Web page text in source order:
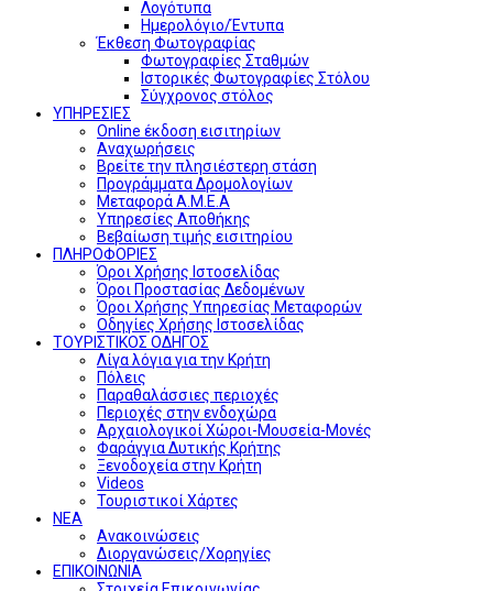
Λογότυπα
Ημερολόγιο/Έντυπα
Έκθεση Φωτογραφίας
Φωτογραφίες Σταθμών
Ιστορικές Φωτογραφίες Στόλου
Σύγχρονος στόλος
ΥΠΗΡΕΣΙΕΣ
Online έκδοση εισιτηρίων
Αναχωρήσεις
Βρείτε την πλησιέστερη στάση
Προγράμματα Δρομολογίων
Μεταφορά Α.Μ.Ε.Α
Υπηρεσίες Αποθήκης
Βεβαίωση τιμής εισιτηρίου
ΠΛΗΡΟΦΟΡΙΕΣ
Όροι Χρήσης Ιστοσελίδας
Όροι Προστασίας Δεδομένων
Όροι Χρήσης Υπηρεσίας Μεταφορών
Οδηγίες Χρήσης Ιστοσελίδας
ΤΟΥΡΙΣΤΙΚΟΣ ΟΔΗΓΟΣ
Λίγα λόγια για την Κρήτη
Πόλεις
Παραθαλάσσιες περιοχές
Περιοχές στην ενδοχώρα
Αρχαιολογικοί Χώροι-Μουσεία-Μονές
Φαράγγια Δυτικής Κρήτης
Ξενοδοχεία στην Κρήτη
Videos
Τουριστικοί Χάρτες
ΝΕΑ
Ανακοινώσεις
Διοργανώσεις/Χορηγίες
ΕΠΙΚΟΙΝΩΝΙΑ